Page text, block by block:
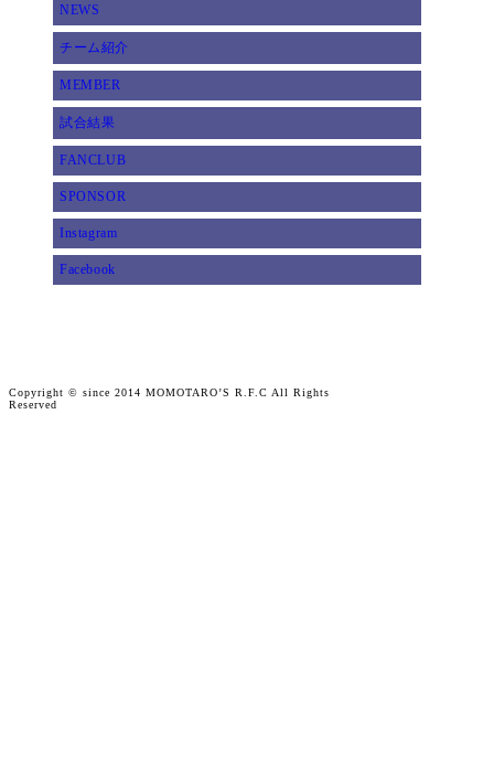
NEWS
チーム紹介
MEMBER
試合結果
FANCLUB
SPONSOR
Instagram
Facebook
Copyright © since 2014 MOMOTARO’S R.F.C All Rights
Reserved